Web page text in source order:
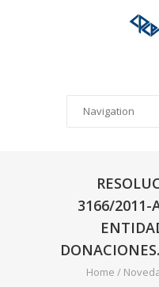
3166/2011-
Home /